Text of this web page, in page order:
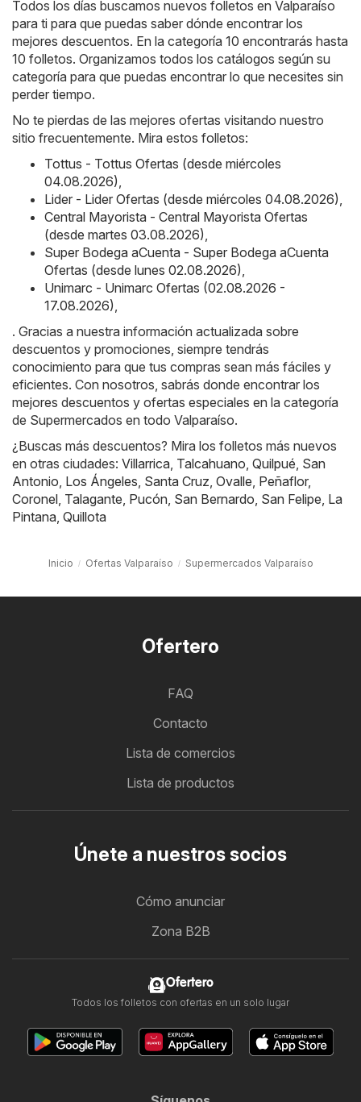
Todos los días buscamos nuevos folletos en Valparaíso
para ti para que puedas saber dónde encontrar los
mejores descuentos. En la categoría 10 encontrarás hasta
10 folletos. Organizamos todos los catálogos según su
categoría para que puedas encontrar lo que necesites sin
perder tiempo.
No te pierdas de las mejores ofertas visitando nuestro
sitio frecuentemente. Mira estos folletos:
Tottus - Tottus Ofertas (desde miércoles
04.08.2026)
Lider - Lider Ofertas (desde miércoles 04.08.2026)
Central Mayorista - Central Mayorista Ofertas
(desde martes 03.08.2026)
Super Bodega aCuenta - Super Bodega aCuenta
Ofertas (desde lunes 02.08.2026)
Unimarc - Unimarc Ofertas (02.08.2026 -
17.08.2026)
. Gracias a nuestra información actualizada sobre
descuentos y promociones, siempre tendrás
conocimiento para que tus compras sean más fáciles y
eficientes. Con nosotros, sabrás donde encontrar los
mejores descuentos y ofertas especiales en la categoría
de Supermercados en todo Valparaíso.
¿Buscas más descuentos? Mira los folletos más nuevos
en otras ciudades: Villarrica Talcahuano Quilpué San
Antonio Los Ángeles Santa Cruz Ovalle Peñaflor,
Coronel Talagante Pucón San Bernardo San Felipe La
Pintana Quillota
Inicio Ofertas Valparaíso Supermercados Valparaíso
Ofertero
FAQ
Contacto
Lista de comercios
Lista de productos
Únete a nuestros socios
Cómo anunciar
Zona B2B
Ofertero
Todos los folletos con ofertas en un solo lugar